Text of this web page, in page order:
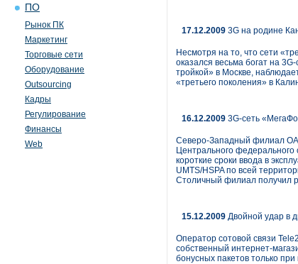
ПО
Рынок ПК
Маркетинг
Торговые сети
Оборудование
Outsourcing
Кадры
Регулирование
Финансы
Web
17.12.2009 3G на родине
Несмотря на то, что сети
оказался весьма богат на
тройкой» в Москве,
«третьего поколения» в
16.12.2009 3G-сеть
Северо-Западный филиал
Центрального федерального
короткие сроки ввода в
UMTS/HSPA по всей
Столичный филиал получил
15.12.2009 Двойной удар в
Оператор сотовой связи
собственный интернет-
бонусных пакетов только